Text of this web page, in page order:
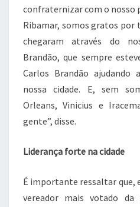
confraternizar com o nosso
Ribamar, somos gratos por
chegaram através do
Brandão, que sempre
Carlos Brandão
nossa cidade. E, sem
Orleans, Vinicius e
gente”, disse.
Liderança forte na cidade
É importante ressaltar que,
vereador mais votado da